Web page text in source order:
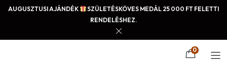
AUGUSZTUSI AJÁNDÉK
SZÜLETÉSKÖVES MEDÁL 25 000 FT FELETTI
RENDELÉSHEZ.
0